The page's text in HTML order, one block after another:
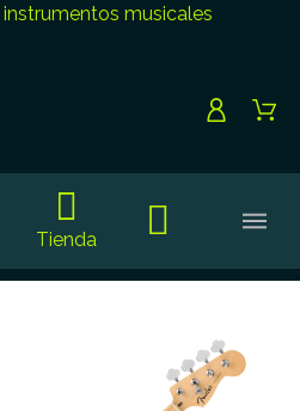
instrumentos musicales
Tienda